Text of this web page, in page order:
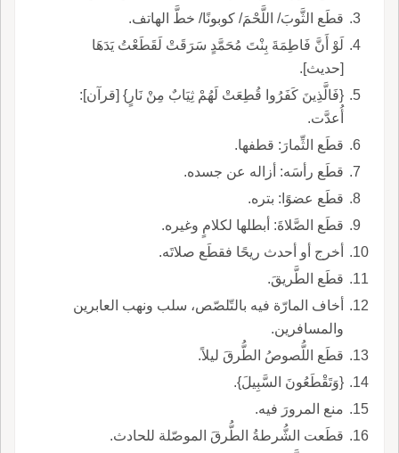
قطَع الثَّوبَ/ اللَّحْمَ/ كوبونًا/ خطَّ الهاتف.
لَوْ أَنَّ فَاطِمَةَ بِنْتَ مُحَمَّدٍ سَرَقَتْ لَقَطَعْتُ يَدَهَا
[حديث].
{فَالَّذِينَ كَفَرُوا قُطِعَتْ لَهُمْ ثِيَابٌ مِنْ نَارٍ} [قرآن]:
أُعدَّت.
قطَع الثِّمارَ: قطفها.
قطَع رأسَه: أزاله عن جسده.
قطَع عضوًا: بتره.
قطَع الصَّلاةَ: أبطلها لكلامٍ وغيره.
أخرج أو أحدث ريحًا فقطَع صلاتَه.
قطَع الطَّريقَ.
أخاف المارّة فيه بالتّلصّص، سلب ونهب العابرين
والمسافرين.
قطَع اللُّصوصُ الطُّرقَ ليلاً.
{وَتَقْطَعُونَ السَّبِيلَ}.
منع المرورَ فيه.
قطَعت الشُّرطةُ الطُّرقَ الموصّلة للحادث.